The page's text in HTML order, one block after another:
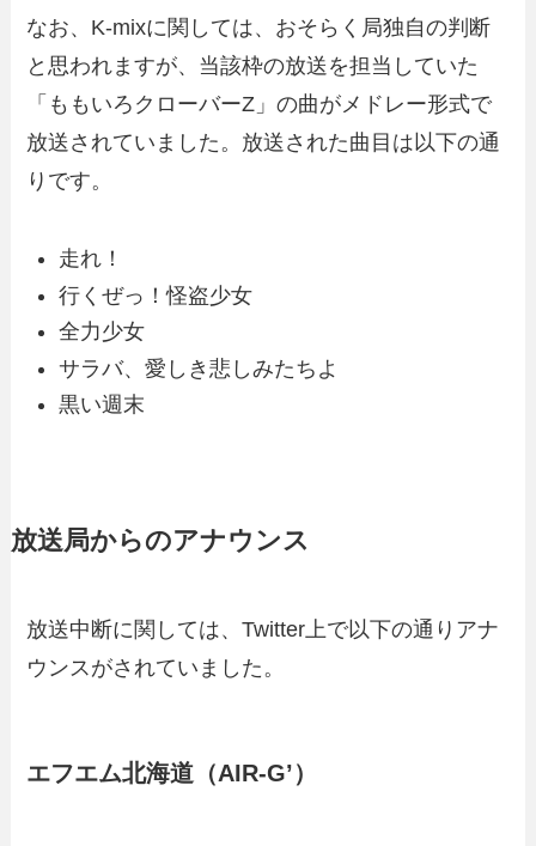
なお、K-mixに関しては、おそらく局独自の判断
と思われますが、当該枠の放送を担当していた
「ももいろクローバーZ」の曲がメドレー形式で
放送されていました。放送された曲目は以下の通
りです。
走れ！
行くぜっ！怪盗少女
全力少女
サラバ、愛しき悲しみたちよ
黒い週末
放送局からのアナウンス
放送中断に関しては、Twitter上で以下の通りアナ
ウンスがされていました。
エフエム北海道（AIR-G’）